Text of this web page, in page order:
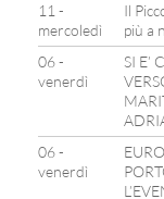
11 -
mercoledì
Il
più a
06 -
venerdì
SI E’
06 -
venerdì